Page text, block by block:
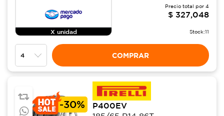
X unidad
Precio total por 4
$ 327,048
Stock:11
COMPRAR
-30%
P400EV